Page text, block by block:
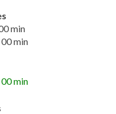
min
min
min